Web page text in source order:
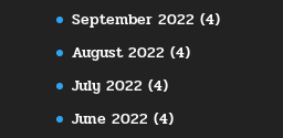
September 2022 (4)
August 2022 (4)
July 2022 (4)
June 2022 (4)